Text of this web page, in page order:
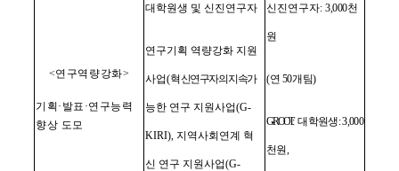
<연구역량강화>
기획· 발표 ·연구능력
향상 도모
대학원생 및 신진연구자
연구기획 역량강화 지원
사업(혁신연구자의 지속가
능한 연구 지원사업(G-
KIRI), 지역사회연계 혁
신 연구 지원사업(G-
신진연구자: 3,000천
원
(연 50개팀)
G-ROOT:대학원생: 3,000
천원,